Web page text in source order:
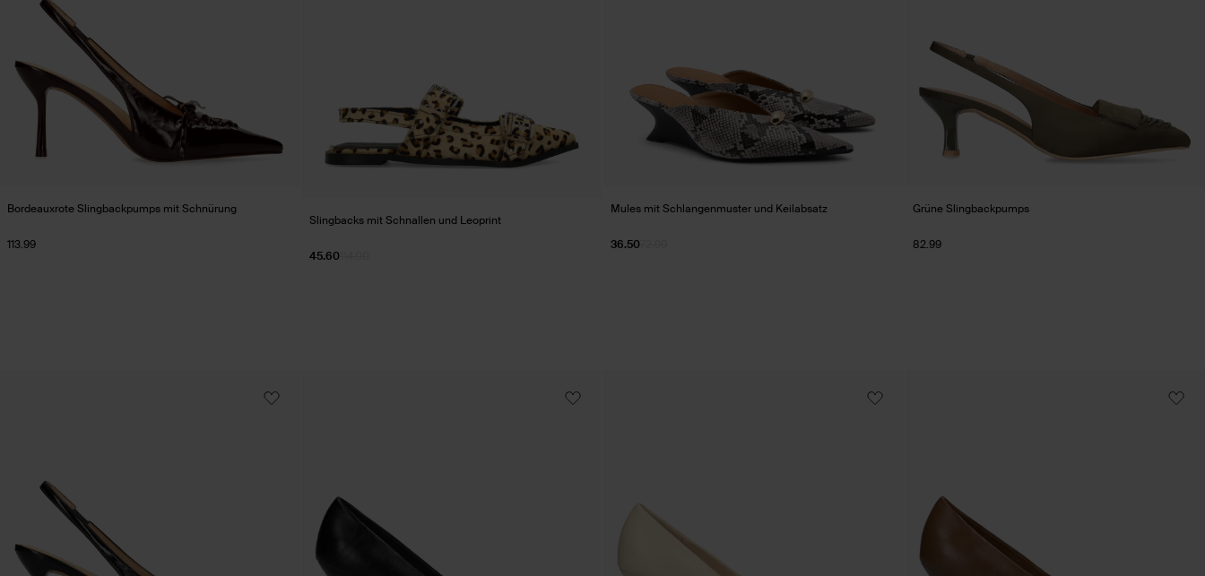
Bordeauxrote Slingbackpumps mit Schnürung
113.99
Slingbacks mit Schnallen und Leoprint
114.00
45.60
Mules mit Schlangenmuster und Keilabsatz
36.50
Grüne Slingbackpumps
82.99